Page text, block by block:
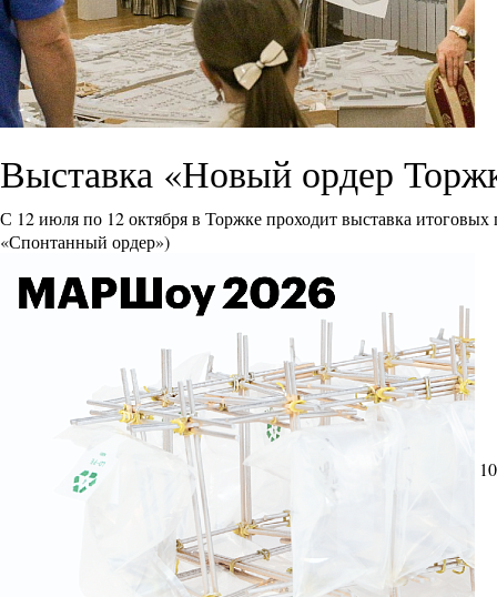
Выставка «Новый ордер
С 12 июля по 12 октября в Торжке проходит выставка
«Спонтанный ордер»)